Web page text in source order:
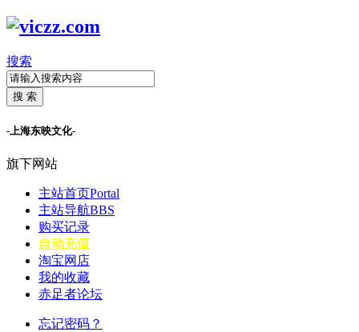
搜索
搜 索
-上海东映文化-
旗下网站
主站首页Portal
主站导航BBS
购买记录
自动充值
淘宝网店
我的收藏
赤足者论坛
忘记密码？